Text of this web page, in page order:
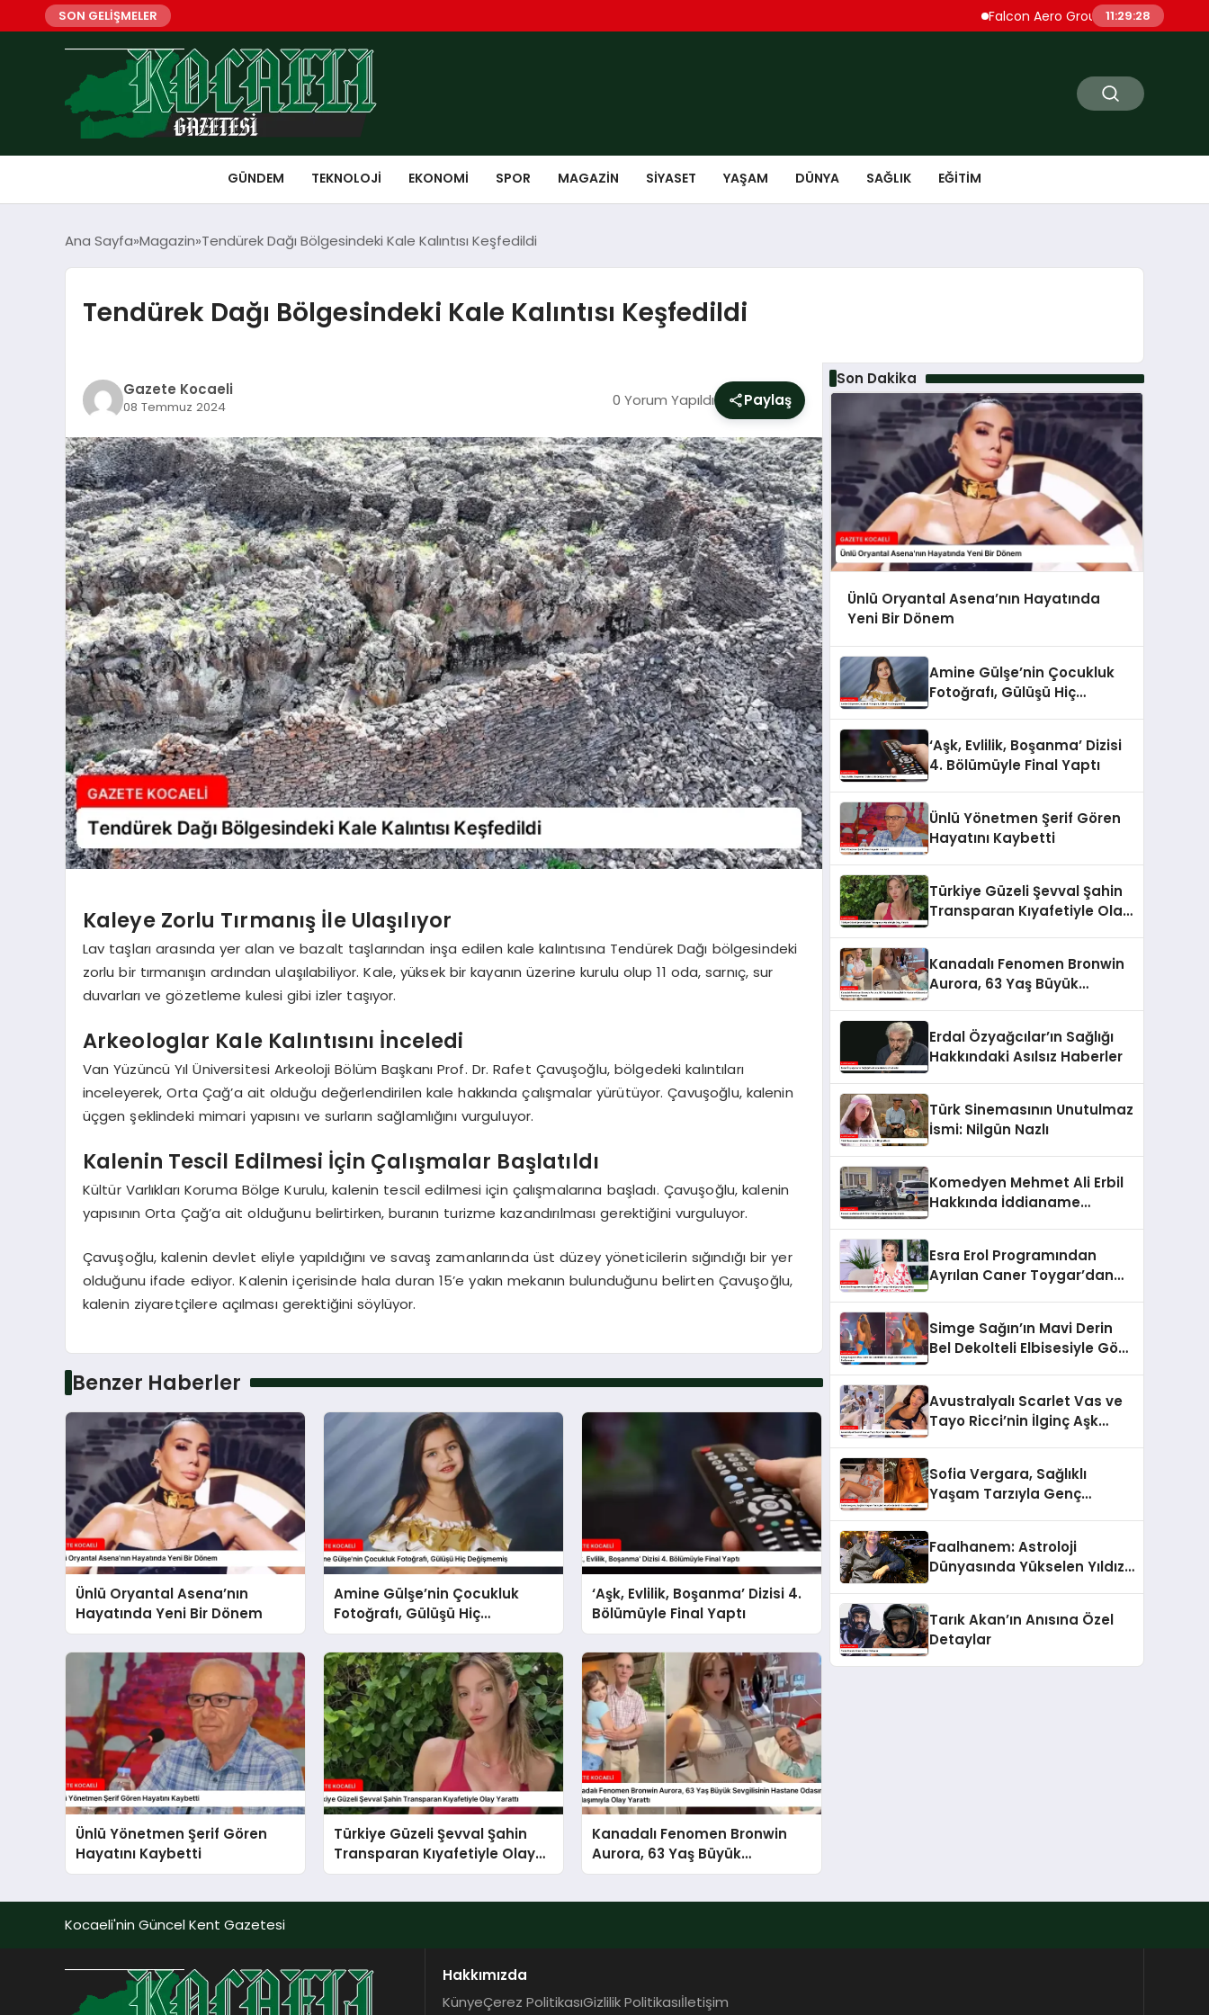
SON GELİŞMELER Falcon Aero Group, Küresel Havacılık
11:29:29
GÜNDEM TEKNOLOJI EKONOMI SPOR MAGAZIN SIYASET YAŞAM DÜNYA SAĞLIK EĞITIM
Ana Sayfa Magazin Tendürek Dağı Bölgesindeki Kale Kalıntısı Keşfedildi
Tendürek Dağı Bölgesindeki Kale Kalıntısı Keşfedildi
Gazete Kocaeli
08 Temmuz 2024 0 Yorum Yapıldı Paylaş
Kaleye Zorlu Tırmanış İle Ulaşılıyor
Lav taşları arasında yer alan ve bazalt taşlarından inşa edilen kale kalıntısına Tendürek Dağı bölgesindeki
zorlu bir tırmanışın ardından ulaşılabiliyor. Kale, yüksek bir kayanın üzerine kurulu olup 11 oda, sarnıç, sur
duvarları ve gözetleme kulesi gibi izler taşıyor.
Arkeologlar Kale Kalıntısını İnceledi
Van Yüzüncü Yıl Üniversitesi Arkeoloji Bölüm Başkanı Prof. Dr. Rafet Çavuşoğlu, bölgedeki kalıntıları
inceleyerek, Orta Çağ’a ait olduğu değerlendirilen kale hakkında çalışmalar yürütüyor. Çavuşoğlu, kalenin
üçgen şeklindeki mimari yapısını ve surların sağlamlığını vurguluyor.
Kalenin Tescil Edilmesi İçin Çalışmalar Başlatıldı
Kültür Varlıkları Koruma Bölge Kurulu, kalenin tescil edilmesi için çalışmalarına başladı. Çavuşoğlu, kalenin
yapısının Orta Çağ’a ait olduğunu belirtirken, buranın turizme kazandırılması gerektiğini vurguluyor.
Çavuşoğlu, kalenin devlet eliyle yapıldığını ve savaş zamanlarında üst düzey yöneticilerin sığındığı bir yer
olduğunu ifade ediyor. Kalenin içerisinde hala duran 15’e yakın mekanın bulunduğunu belirten Çavuşoğlu,
kalenin ziyaretçilere açılması gerektiğini söylüyor.
Benzer Haberler
Ünlü Oryantal Asena’nın
Hayatında Yeni Bir Dönem
Amine Gülşe’nin Çocukluk
Fotoğrafı, Gülüşü Hiç
Değişmemiş
‘Aşk, Evlilik, Boşanma’ Dizisi 4.
Bölümüyle Final Yaptı
Ünlü Yönetmen Şerif Gören
Hayatını Kaybetti
Türkiye Güzeli Şevval Şahin
Transparan Kıyafetiyle Olay
Yarattı
Kanadalı Fenomen Bronwin
Aurora, 63 Yaş Büyük
Sevgilisinin Hastane
Son Dakika
Ünlü Oryantal Asena’nın Hayatında
Yeni Bir Dönem
Amine Gülşe’nin Çocukluk
Fotoğrafı, Gülüşü Hiç
‘Aşk, Evlilik, Boşanma’ Dizisi
4. Bölümüyle Final Yaptı
Ünlü Yönetmen Şerif Gören
Hayatını Kaybetti
Türkiye Güzeli Şevval Şahin
Transparan Kıyafetiyle Olay
Kanadalı Fenomen Bronwin
Aurora, 63 Yaş Büyük
Paylaşımıyla Olay Yarattı
Erdal Özyağcılar’ın Sağlığı
Hakkındaki Asılsız Haberler
Türk Sinemasının Unutulmaz
İsmi: Nilgün Nazlı
Komedyen Mehmet Ali Erbil
Hakkında İddianame
Esra Erol Programından
Ayrılan Caner Toygar’dan
Simge Sağın’ın Mavi Derin
Bel Dekolteli Elbisesiyle Göz
Avustralyalı Scarlet Vas ve
Tayo Ricci’nin İlginç Aşk
Sofia Vergara, Sağlıklı
Yaşam Tarzıyla Genç
Faalhanem: Astroloji
Dünyasında Yükselen Yıldız
Tarık Akan’ın Anısına Özel
Detaylar
Kocaeli'nin Güncel Kent Gazetesi
Hakkımızda
KünyeÇerez PolitikasıGizlilik Politikasıİletişim